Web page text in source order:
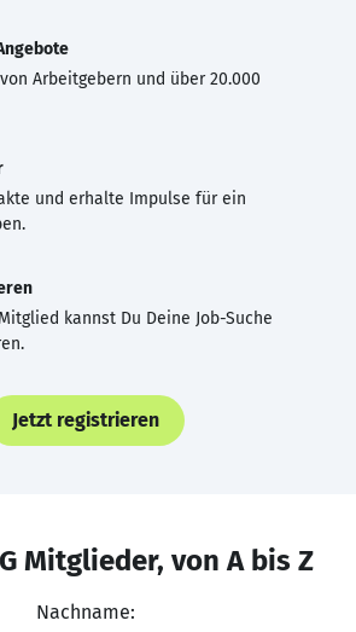
Arbeitgebern und über 20.000
und erhalte Impulse für ein
kannst Du Deine Job-Suche
Jetzt registrieren
Mitglieder, von A bis Z
Nachname: